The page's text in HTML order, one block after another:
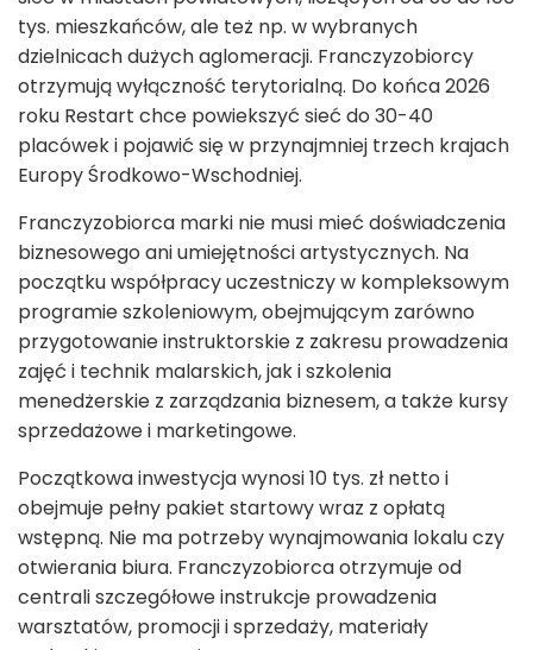
tys. mieszkańców, ale też np. w wybranych
dzielnicach dużych aglomeracji. Franczyzobiorcy
otrzymują wyłączność terytorialną. Do końca 2026
roku Restart chce powiekszyć sieć do 30-40
placówek i pojawić się w przynajmniej trzech krajach
Europy Środkowo-Wschodniej.
Franczyzobiorca marki nie musi mieć doświadczenia
biznesowego ani umiejętności artystycznych. Na
początku współpracy uczestniczy w kompleksowym
programie szkoleniowym, obejmującym zarówno
przygotowanie instruktorskie z zakresu prowadzenia
zajęć i technik malarskich, jak i szkolenia
menedżerskie z zarządzania biznesem, a także kursy
sprzedażowe i marketingowe.
Początkowa inwestycja wynosi 10 tys. zł netto i
obejmuje pełny pakiet startowy wraz z opłatą
wstępną. Nie ma potrzeby wynajmowania lokalu czy
otwierania biura. Franczyzobiorca otrzymuje od
centrali szczegółowe instrukcje prowadzenia
warsztatów, promocji i sprzedaży, materiały